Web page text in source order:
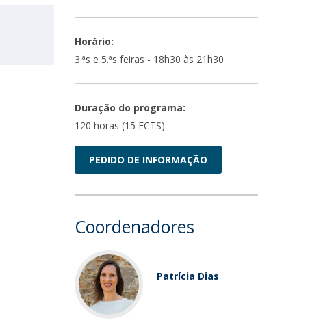
Horário:
3.ªs e 5.ªs feiras - 18h30 às 21h30
Duração do programa:
120 horas (15 ECTS)
PEDIDO DE INFORMAÇÃO
Coordenadores
Patrícia Dias